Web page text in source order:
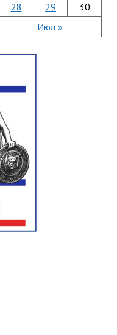
Июл »
28 29 30